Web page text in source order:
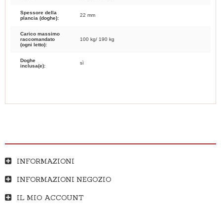
Spessore della
plancia (doghe):
22 mm
Carico massimo
raccomandato
(ogni letto):
100 kg/ 190 kg
Doghe
inclusa(e):
sì
INFORMAZIONI
INFORMAZIONI NEGOZIO
IL MIO ACCOUNT